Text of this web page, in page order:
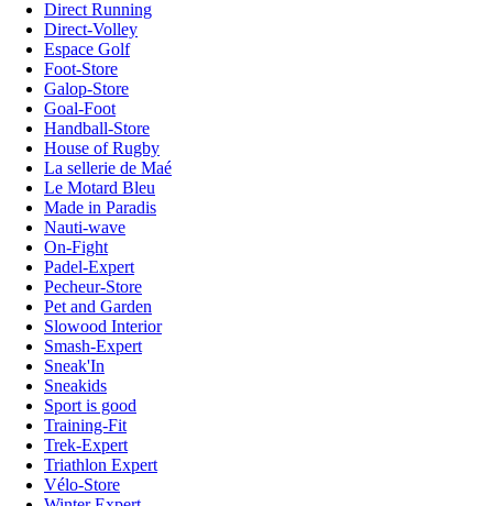
Direct Running
Direct-Volley
Espace Golf
Foot-Store
Galop-Store
Goal-Foot
Handball-Store
House of Rugby
La sellerie de Maé
Le Motard Bleu
Made in Paradis
Nauti-wave
On-Fight
Padel-Expert
Pecheur-Store
Pet and Garden
Slowood Interior
Smash-Expert
Sneak'In
Sneakids
Sport is good
Training-Fit
Trek-Expert
Triathlon Expert
Vélo-Store